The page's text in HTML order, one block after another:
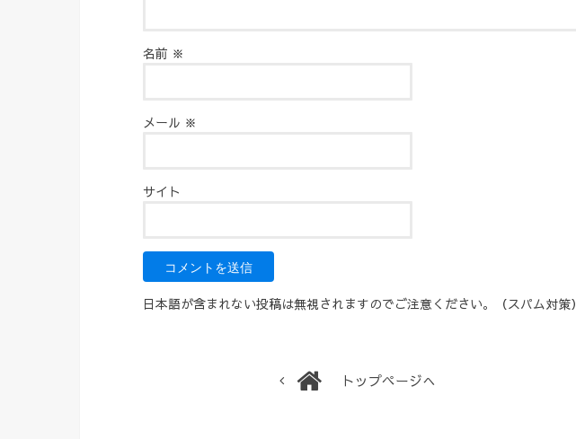
名前 ※
メール ※
サイト
日本語が含まれない投稿は無視されますのでご注意ください。（スパム対策）
トップページへ